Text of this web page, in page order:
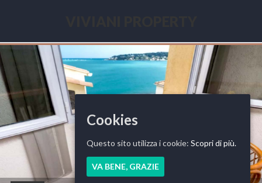
renting
French
Riviera
Cookies
Questo sito utilizza i cookie: Scopri di più.
VA BENE, GRAZIE